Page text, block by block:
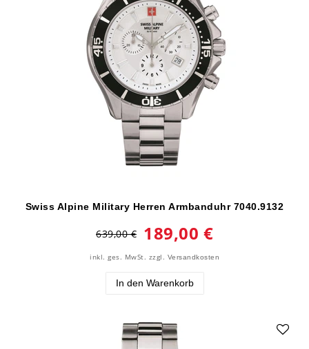
Swiss Alpine Military Herren Armbanduhr 7040.9132
639,00 € 189,00 €
inkl. ges. MwSt. zzgl. Versandkosten
In den Warenkorb